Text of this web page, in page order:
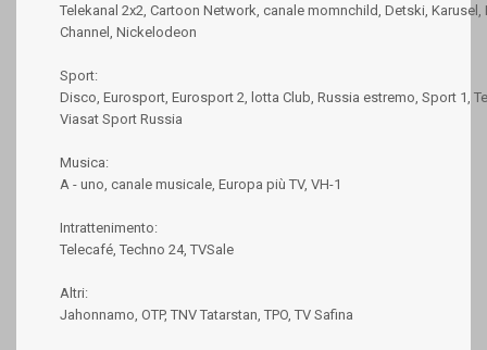
Telekanal 2x2, Cartoon Network, canale momnchild, Detski, Karusel,
Channel, Nickelodeon
Sport:
Disco, Eurosport, Eurosport 2, lotta Club, Russia estremo, Sport 1,
Viasat Sport Russia
Musica:
A - uno, canale musicale, Europa più TV, VH-1
Intrattenimento:
Telecafé, Techno 24, TVSale
Altri:
Jahonnamo, OTP, TNV Tatarstan, TPO, TV Safina